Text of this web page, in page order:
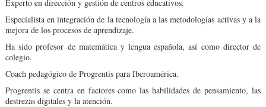
Experto en dirección y gestión de centros educativos.
Especialista en integración de la tecnología a las metodologías activas y a la
mejora de los procesos de aprendizaje.
Ha sido profesor de matemática y lengua española, así como director de
colegio.
Coach pedagógico de Progrentis para Iberoamérica.
Progrentis se centra en factores como las habilidades de pensamiento, las
destrezas digitales y la atención.